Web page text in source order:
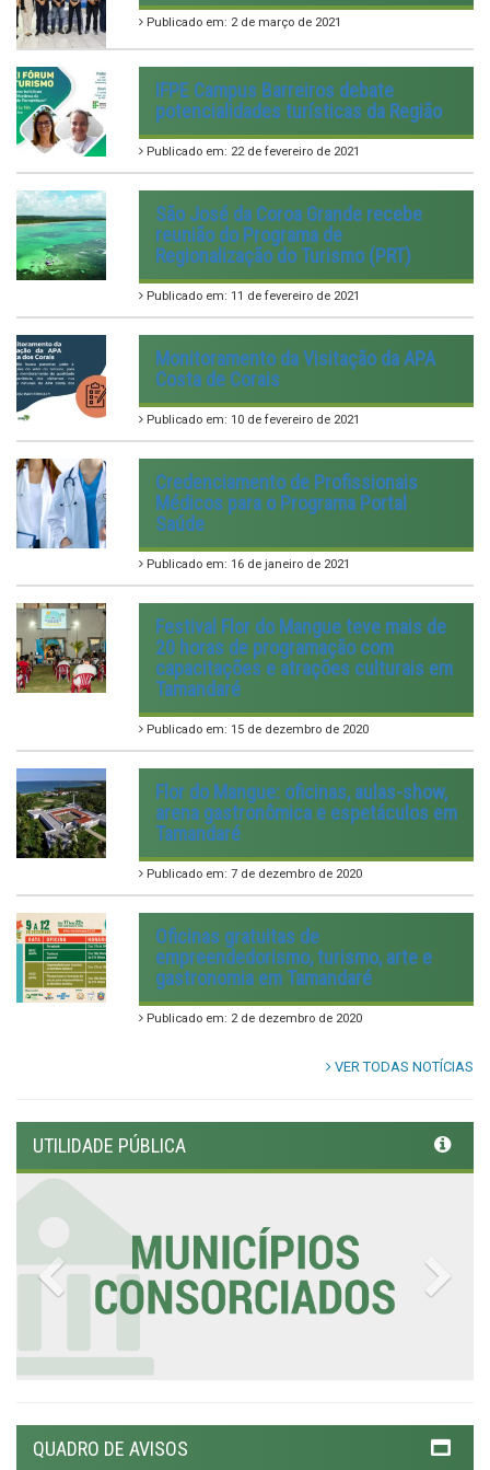
Publicado em: 2 de março de 2021
IFPE Campus Barreiros debate
potencialidades turísticas da Região
Publicado em: 22 de fevereiro de 2021
São José da Coroa Grande recebe
reunião do Programa de
Regionalização do Turismo (PRT)
Publicado em: 11 de fevereiro de 2021
Monitoramento da Visitação da APA
Costa de Corais
Publicado em: 10 de fevereiro de 2021
Credenciamento de Profissionais
Médicos para o Programa Portal
Saúde
Publicado em: 16 de janeiro de 2021
Festival Flor do Mangue teve mais de
20 horas de programação com
capacitações e atrações culturais em
Tamandaré
Publicado em: 15 de dezembro de 2020
Flor do Mangue: oficinas, aulas-show,
arena gastronômica e espetáculos em
Tamandaré
Publicado em: 7 de dezembro de 2020
Oficinas gratuitas de
empreendedorismo, turismo, arte e
gastronomia em Tamandaré
Publicado em: 2 de dezembro de 2020
VER TODAS NOTÍCIAS
UTILIDADE PÚBLICA
Previous
QUADRO DE AVISOS